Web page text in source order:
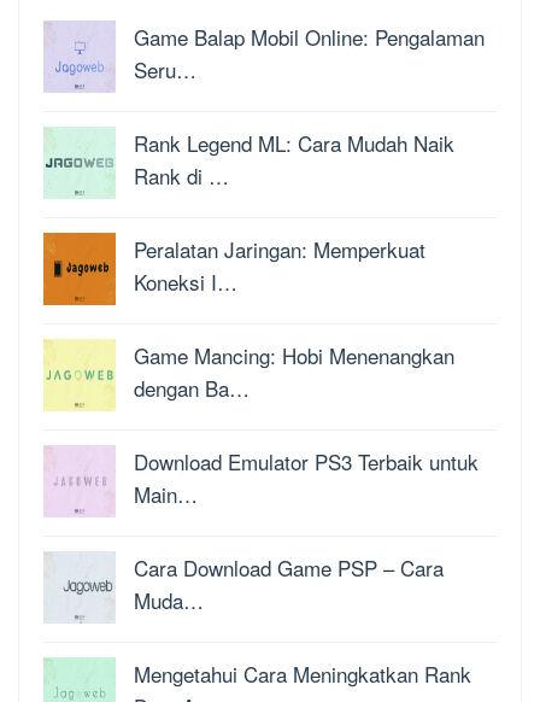
Game Balap Mobil Online: Pengalaman
Seru…
Rank Legend ML: Cara Mudah Naik
Rank di …
Peralatan Jaringan: Memperkuat
Koneksi I…
Game Mancing: Hobi Menenangkan
dengan Ba…
Download Emulator PS3 Terbaik untuk
Main…
Cara Download Game PSP – Cara
Muda…
Mengetahui Cara Meningkatkan Rank